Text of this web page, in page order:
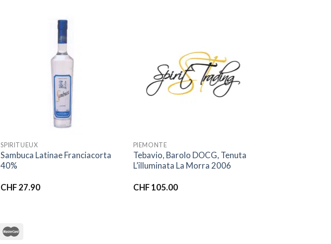
SPIRITUEUX
Sambuca Latinae Franciacorta
40%
CHF 27.90
Ajouter
à la liste
d’envies
PIEMONTE
Tebavio, Barolo DOCG, Tenuta
L’illuminata La Morra 2006
CHF105.00